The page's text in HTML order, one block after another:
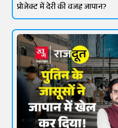
प्रोजेक्ट में देरी की वजह जापान?